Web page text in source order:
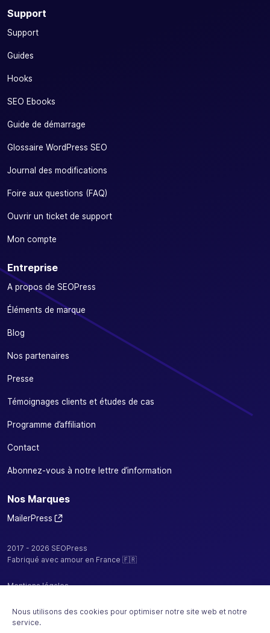
Nous utilisons des cookies pour optimiser notre site web et notre
service.
Support
Support
Guides
Hooks
SEO Ebooks
Guide de démarrage
Glossaire WordPress SEO
Journal des modifications
Foire aux questions (FAQ)
Ouvrir un ticket de support
Mon compte
Entreprise
A propos de SEOPress
Éléments de marque
Blog
Nos partenaires
Presse
Témoignages clients et études de cas
Programme d’affiliation
Contact
Abonnez-vous à notre lettre d’information
Nos Marques
MailerPress
2017 - 2026 SEOPress
Fabriqué avec amour en France 🇫🇷
Mentions légales
Politique de confidentialité / cookies
CGV